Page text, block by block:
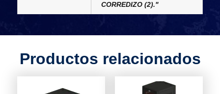
CORREDIZO (2)."
Productos relacionados